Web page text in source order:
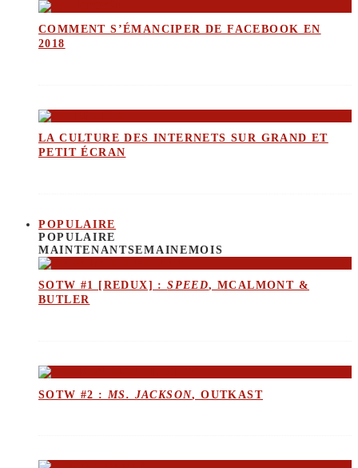
COMMENT S’ÉMANCIPER DE FACEBOOK EN
2018
LA CULTURE DES INTERNETS SUR GRAND ET
PETIT ÉCRAN
POPULAIRE
POPULAIRE
MAINTENANTSEMAINEMOIS
SOTW #1 [REDUX] :SPEED, MCALMONT &
BUTLER
SOTW #2 : MS. JACKSON, OUTKAST